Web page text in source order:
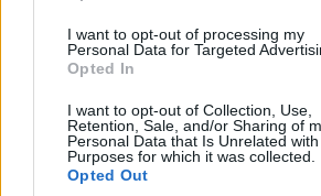
I want to opt-out of processing my
Personal Data for Targeted
Opted In
I want to opt-out of Collection, Use,
Retention, Sale, and/or Sharing of
Personal Data that Is Unrelated
Purposes for which it was collected.
Opted Out
vaizdas pribloškia
Žinios | Lietuvos diena
„Pagarba pirmajai premjerei“:
prisiminimais apie Kazimierą